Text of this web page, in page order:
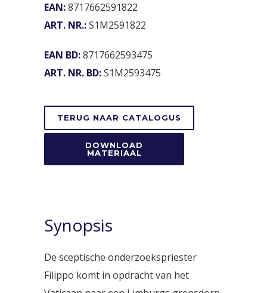
EAN:8717662591822
ART. NR.:S1M2591822
EAN BD:8717662593475
ART. NR. BD:S1M2593475
TERUG NAAR CATALOGUS
DOWNLOAD
MATERIAAL
Synopsis
De sceptische onderzoekspriester
Filippo komt in opdracht van het